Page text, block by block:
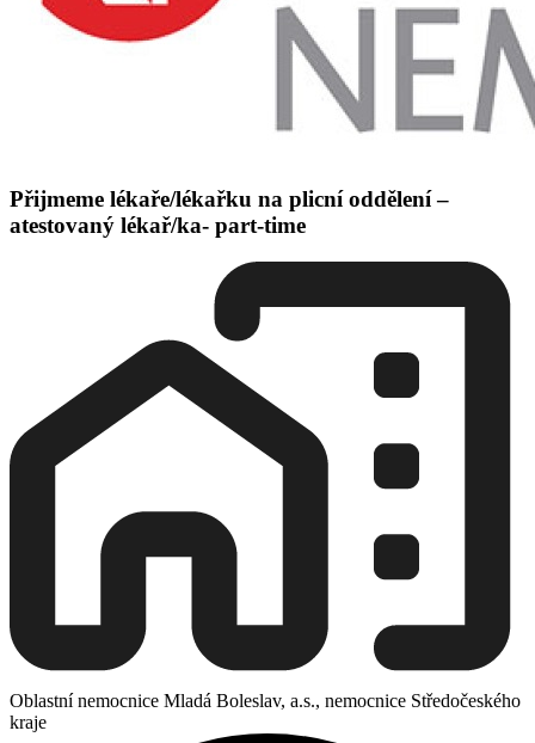
Přijmeme lékaře/lékařku na plicní oddělení –
atestovaný lékař/ka- part-time
Oblastní nemocnice Mladá Boleslav, a.s., nemocnice Středočeského
kraje